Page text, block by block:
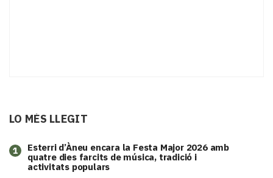
LO MÉS LLEGIT
1
Esterri d’Àneu encara la Festa Major 2026 amb
quatre dies farcits de música, tradició i
activitats populars